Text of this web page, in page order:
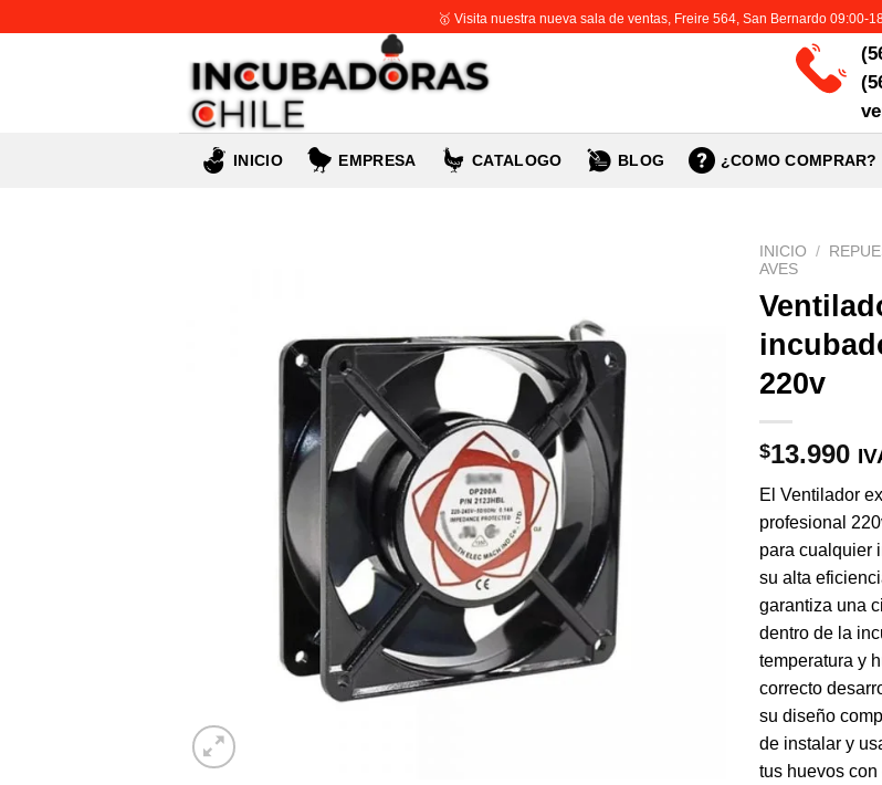
🥇 Visita nuestra nueva sala de ventas, Freire 564, San Bernardo 09:00-
INICIO EMPRESA CATALOGO BLOG ¿COMO COMPRAR?
INICIO /
AVES
220v
$13.990
El Ventilador
profesional
para cualquier
su alta
garantiza una
dentro de la
temperatura y
correcto
su diseño
de instalar y
tus huevos